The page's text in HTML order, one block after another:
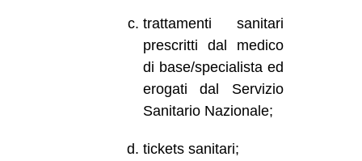
trattamenti sanitari
prescritti dal medico
di base/specialista ed
erogati dal Servizio
Sanitario Nazionale;
tickets sanitari;